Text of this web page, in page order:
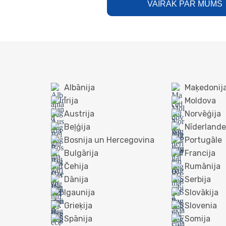
VAIRĀK PAR MUMS
Albānija
Īrija
Austrija
Beļģija
Bosnija un Hercegovina
Bulgārija
Čehija
Dānija
Igaunija
Grieķija
Spānija
Moldova
Norvēģija
Nīderlande
Portugāle
Francija
Rumānija
Serbija
Slovākija
Slovenia
Somija